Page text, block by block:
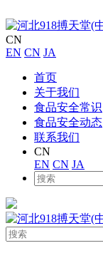
CN
EN CN JA
首页
关于我们
食品安全常识
食品安全动态
联系我们
CN
EN CN JA